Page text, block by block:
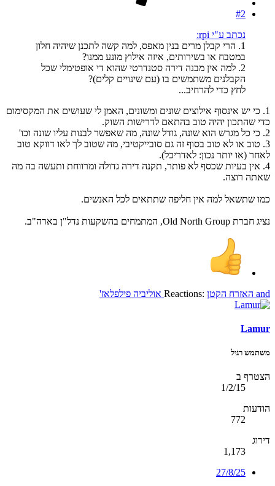
#2
נכתב ע"י rpi:
1. הרי קבלן מרים בנין מאפס, למה קשה לתכנן שיהיה חלון
במטבח או בשירותים, איזה אילוץ מונע ממנו?
2. למה אין מבנה דירה סטנדרטי שהוא די אופטימלי שכל
הקבלנים משתמשים בו (עם שינויים קלים)?
לחץ כדי להרחיב...
1. כי יש אינסוף אילוצים שונים ומשונים, האמן לי שעושים את המקסימום
כדי שהתכון יהיה טוב בהתאם לדרישות השוק.
2. כי כל מגרש הוא שונה, גודל שונה, מה שאפשר לבנות עליו שונה וכו'
3. טוב או לא טוב בסוף זה גם סובייקטיבי, מה שטוב לך לאו דווקא טוב
לאחר (או יותר נכון: לאדריכל).
4. אין בעיות שכסף לא פותר, תקנה דירה גדולה ומרווחת ותעשה בה מה
שאתה רוצה.
כמו שתשאל למה אין חליפה שתתאים לכל האנשים.
נציג חברת Old North Group, המתמחים בהשקעות נדל"ן בארה"ב.
Reactions: האזרח הקטן and אוליביה פילפלאז'
Lamur
משתמש רגיל
הצטרף ב
1/2/15
הודעות
772
דירוג
1,173
27/8/25